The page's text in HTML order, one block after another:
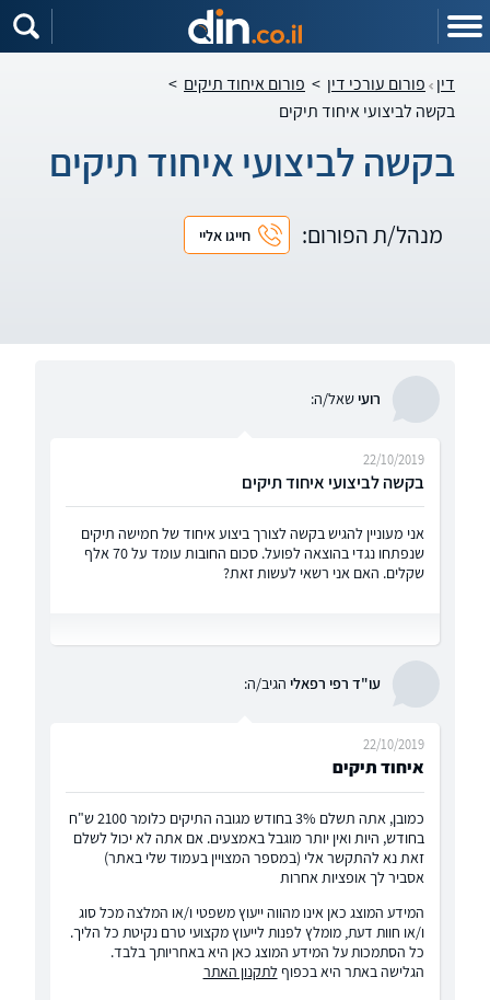
דין פורום עורכי דין > פורום איחוד תיקים >
בקשה לביצועי איחוד תיקים
בקשה לביצועי איחוד תיקים
מנהל/ת הפורום: חייגו אליי
רועישאל/ה:
בקשה לביצועי איחוד תיקים
22/10/2019
אני מעוניין להגיש בקשה לצורך ביצוע איחוד של חמישה תיקים
שנפתחו נגדי בהוצאה לפועל. סכום החובות עומד על 70 אלף
שקלים. האם אני רשאי לעשות זאת?
עו"ד רפי רפאלי הגיב/ה:
איחוד תיקים
22/10/2019
כמובן, אתה תשלם 3% בחודש מגובה התיקים כלומר 2100 ש"ח
בחודש, היות ואין יותר מוגבל באמצעים. אם אתה לא יכול לשלם
זאת נא להתקשר אלי (במספר המצויין בעמוד שלי באתר)
אסביר לך אופציות אחרות
המידע המוצג כאן אינו מהווה ייעוץ משפטי ו/או המלצה מכל סוג
ו/או חוות דעת, מומלץ לפנות לייעוץ מקצועי טרם נקיטת כל הליך.
כל הסתמכות על המידע המוצג כאן היא באחריותך בלבד.
הגלישה באתר היא בכפוף לתקנון האתר